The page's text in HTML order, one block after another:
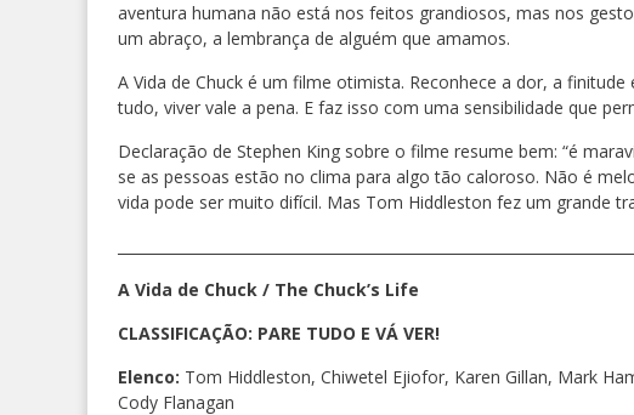
aventura humana não está nos feitos grandiosos, mas nos
um abraço, a lembrança de alguém que amamos.
A Vida de Chuck é um filme otimista. Reconhece a dor, a
tudo, viver vale a pena. E faz isso com uma sensibilidade que
Declaração de Stephen King sobre o filme resume bem: “é
se as pessoas estão no clima para algo tão caloroso. Não é
vida pode ser muito difícil. Mas Tom Hiddleston fez um grande
A Vida de Chuck / The Chuck’s Life
CLASSIFICAÇÃO: PARE TUDO E VÁ VER!
Elenco: Tom Hiddleston, Chiwetel Ejiofor, Karen Gillan, Mark
Cody Flanagan